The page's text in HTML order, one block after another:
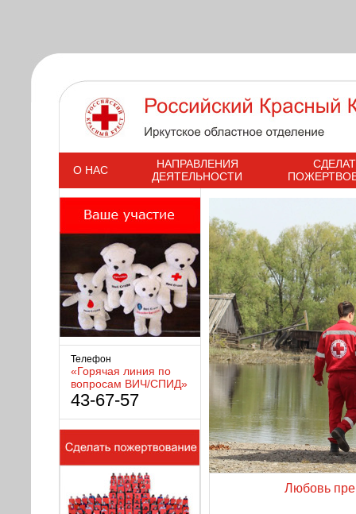
s
О НАС
НАПРАВЛЕНИЯ
ДЕЯТЕЛЬНОСТИ
Телефон
«Горячая линия по
вопросам ВИЧ/СПИД»
43-67-57
Любовь